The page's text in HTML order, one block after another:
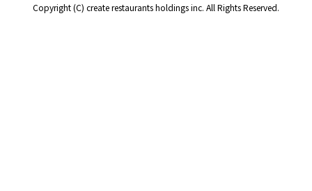
Copyright (C) create restaurants holdings inc. All Rights Reserved.